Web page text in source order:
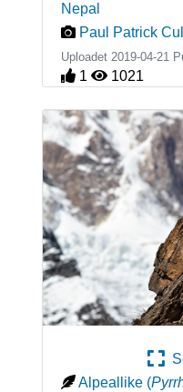
Nepal
Paul Patrick
Uploadet 2019-04-21
1 1021
Alpeallike (